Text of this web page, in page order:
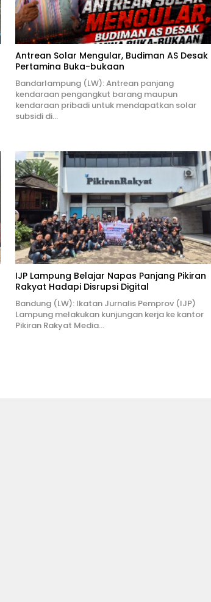
Antrean Solar Mengular, Budiman AS Desak
Pertamina Buka-bukaan
Bandarlampung (LW): Antrean panjang
kendaraan pengangkut barang maupun
kendaraan pribadi untuk mendapatkan solar
subsidi di…
IJP Lampung Belajar Napas Panjang Pikiran
Rakyat Hadapi Disrupsi Digital
Bandung (LW): Ikatan Jurnalis Pemprov (IJP)
Lampung melakukan kunjungan kerja ke kantor
Pikiran Rakyat Media…